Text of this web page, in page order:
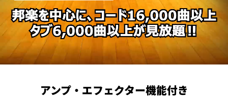
アンプ・エフェクター機能付き